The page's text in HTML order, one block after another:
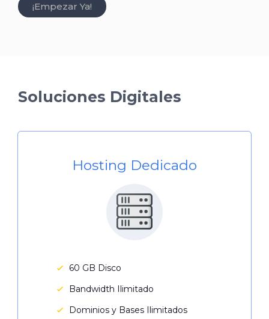
¡Empezar Ya!
Soluciones Digitales
Hosting Dedicado
60 GB Disco
Bandwidth Ilimitado
Dominios y Bases Ilimitados